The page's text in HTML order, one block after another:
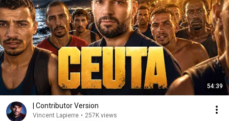
54:39
| Contributor Version
Vincent Lapierre • 257K views